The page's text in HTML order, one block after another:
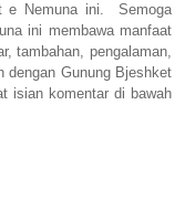
e Nemuna ini. Semoga
ini membawa manfaat
tambahan, pengalaman,
dengan Gunung Bjeshket
isian komentar di bawah